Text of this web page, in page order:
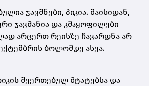
ჯავშნები, პიკია. მაისიდან,
ჯავშანია და კმაყოფილები
არცერთ რეისზე ჩავარდნა არ
ბოლომდე ასეა.
შეერთებულ შტატებსა და